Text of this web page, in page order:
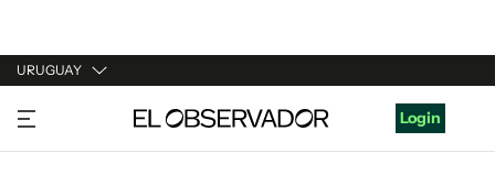
URUGUAY
URUGUAY
ARGENTINA
Login